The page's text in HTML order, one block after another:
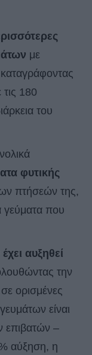
με
180
του
φυτικής
πτήσεών της,
γεύματα που
έχει αυξηθεί
την
ορισμένες
είναι
επιβατών –
αύξηση, η